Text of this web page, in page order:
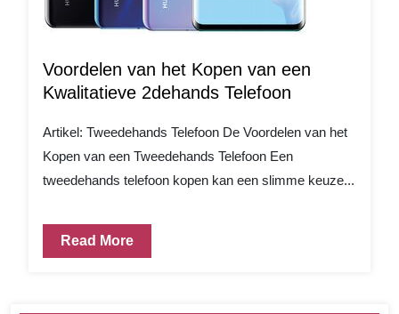
Voordelen van het Kopen van een
Kwalitatieve 2dehands Telefoon
Artikel: Tweedehands Telefoon De Voordelen van het
Kopen van een Tweedehands Telefoon Een
tweedehands telefoon kopen kan een slimme keuze...
Read More